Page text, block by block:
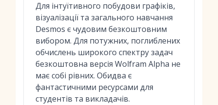
Для інтуїтивного побудови графіків,
візуалізації та загального навчання
Desmos є чудовим безкоштовним
вибором. Для потужних, поглиблених
обчислень широкого спектру задач
безкоштовна версія Wolfram Alpha не
має собі рівних. Обидва є
фантастичними ресурсами для
студентів та викладачів.